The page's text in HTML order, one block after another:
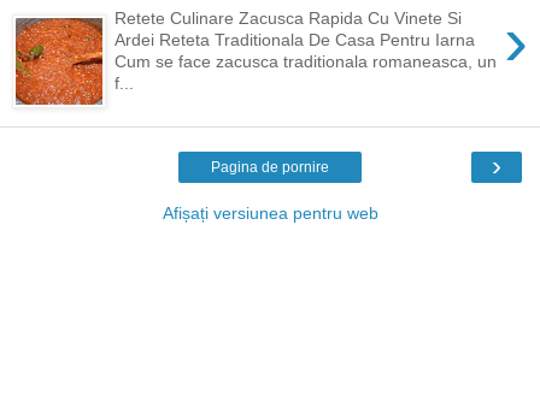
›
Retete Culinare Zacusca Rapida Cu Vinete Si
Ardei Reteta Traditionala De Casa Pentru Iarna
Cum se face zacusca traditionala romaneasca, un
f...
›
Pagina de pornire
Afișați versiunea pentru web